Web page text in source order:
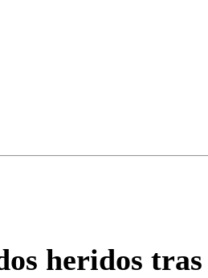
heridos